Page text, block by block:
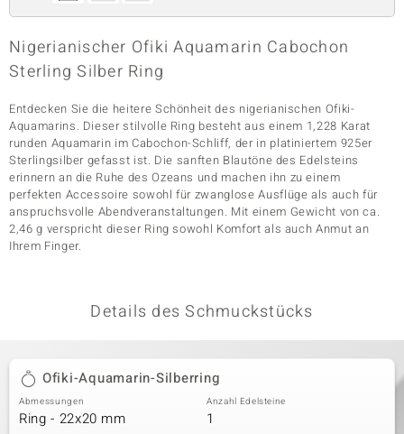
Nigerianischer Ofiki Aquamarin Cabochon
Sterling Silber Ring
Entdecken Sie die heitere Schönheit des nigerianischen Ofiki-
Aquamarins. Dieser stilvolle Ring besteht aus einem 1,228 Karat
runden Aquamarin im Cabochon-Schliff, der in platiniertem 925er
Sterlingsilber gefasst ist. Die sanften Blautöne des Edelsteins
erinnern an die Ruhe des Ozeans und machen ihn zu einem
perfekten Accessoire sowohl für zwanglose Ausflüge als auch für
anspruchsvolle Abendveranstaltungen. Mit einem Gewicht von ca.
2,46 g verspricht dieser Ring sowohl Komfort als auch Anmut an
Ihrem Finger.
Details des Schmuckstücks
Ofiki-Aquamarin-Silberring
Abmessungen
Ring - 22x20 mm
Anzahl Edelsteine
1